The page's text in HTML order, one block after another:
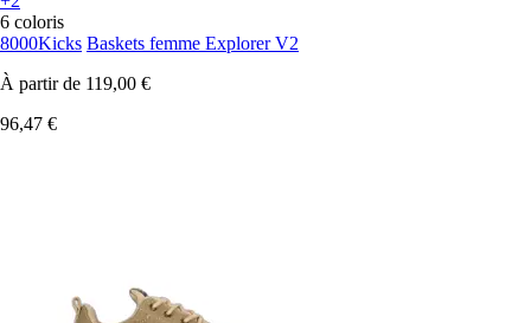
6 coloris
8000Kicks Baskets femme Explorer V2
À partir de 119,00 €
96,47 €